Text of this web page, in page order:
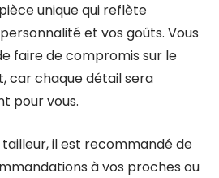
unique qui reflète
et vos goûts. Vous
faire de compromis sur le
car chaque détail sera
pour vous.
il est recommandé de
à vos proches ou